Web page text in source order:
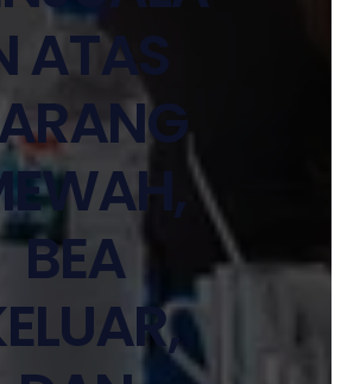
ATAS
BEA